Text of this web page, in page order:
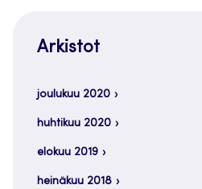
Arkistot
joulukuu 2020
huhtikuu 2020
elokuu 2019
heinäkuu 2018